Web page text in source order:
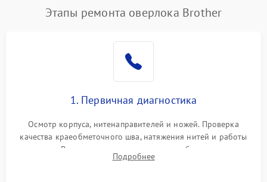
Неисправность системы
подачи масла
1500 ₽ Подробнее →
500 ₽
защиты от засоров
500 ₽ Подробнее →
Этапы ремонта оверлока Brother
1. Первичная диагностика
Осмотр корпуса, нитенаправителей и ножей. Проверка
качества краеобметочного шва, натяжения нитей и работы
педали. Выявление пропусков стежков, обрывов нити,
заклинивания или тупого среза ткани на тестовом образце.
Подробнее